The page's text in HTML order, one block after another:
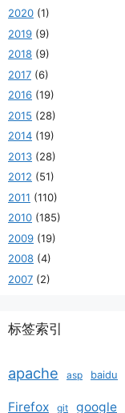
2020 (1)
2019 (9)
2018 (9)
2017 (6)
2016 (19)
2015 (28)
2014 (19)
2013 (28)
2012 (51)
2011 (110)
2010 (185)
2009 (19)
2008 (4)
2007 (2)
标签索引
apache asp baidu
Firefox git google